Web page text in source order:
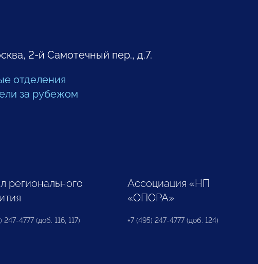
2-й Самотечный пер., д.7.
отделения
за рубежом
регионального
247-4777 (доб. 116, 117)
Ассоциация «НП
«ОПОРА»
+7 (495) 247-4777 (доб. 124)